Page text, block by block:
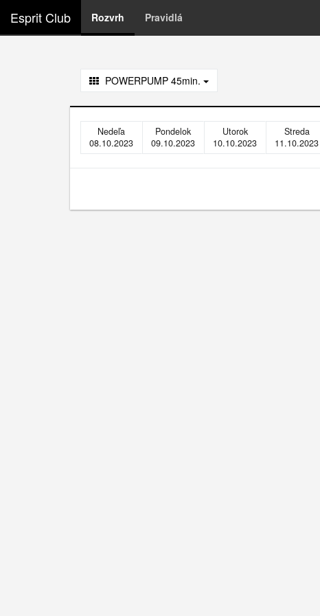
Esprit Club Rozvrh Pravidlá
POWERPUMP 45min.
Nedeľa
08.10.2023
Pondelok
09.10.2023
Utorok
10.10.2023
Streda
11.10.2023